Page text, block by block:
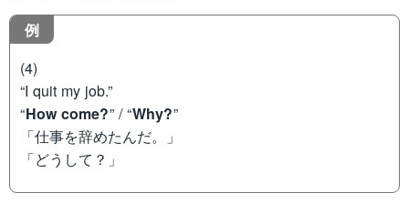
例
(4)
“I quit my job.”
“How come?” / “Why?”
「仕事を辞めたんだ。」
「どうして？」